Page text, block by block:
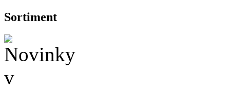
Sortiment